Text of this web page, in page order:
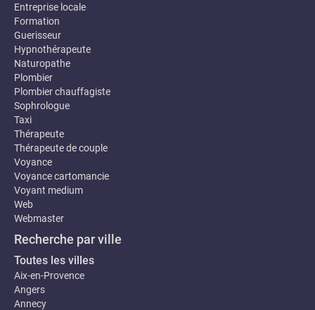
Entreprise locale
Formation
Guerisseur
Hypnothérapeute
Naturopathe
Plombier
Plombier chauffagiste
Sophrologue
Taxi
Thérapeute
Thérapeute de couple
Voyance
Voyance cartomancie
Voyant medium
Web
Webmaster
Recherche par ville
Toutes les villes
Aix-en-Provence
Angers
Annecy